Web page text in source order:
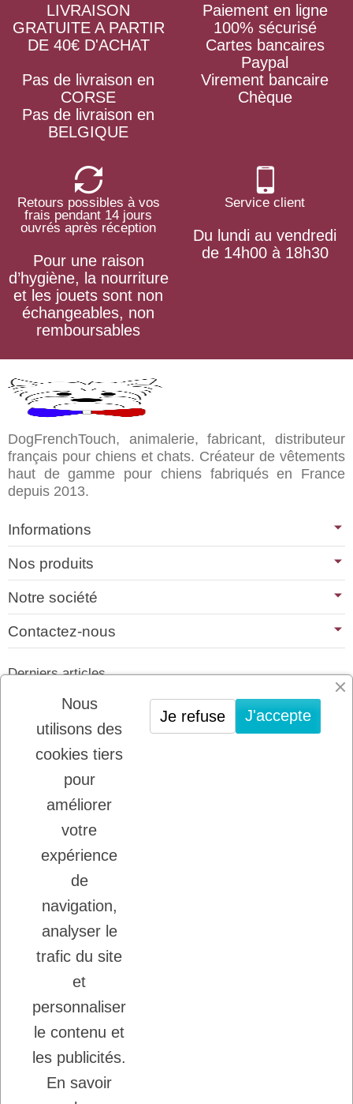
LIVRAISON
GRATUITE A PARTIR
DE 40€ D'ACHAT
Pas de livraison en
CORSE
Pas de livraison en
BELGIQUE
Paiement en ligne
100% sécurisé
Cartes bancaires
Paypal
Virement bancaire
Chèque
Retours possibles à vos
frais pendant 14 jours
ouvrés après réception
Pour une raison
d’hygiène, la nourriture
et les jouets sont non
échangeables, non
remboursables
Service client
Du lundi au vendredi
de 14h00 à 18h30
DogFrenchTouch, animalerie, fabricant, distributeur
français pour chiens et chats. Créateur de vêtements
haut de gamme pour chiens fabriqués en France
depuis 2013.
Informations
Nos produits
Notre société
Contactez-nous
Derniers articles
01/07/2026
PLATINUM : LE MEILLEUR DE LA
VIANDE POUR CHIENS ET CHATS
22/08/2025
LADYBEL : DES SOINS FRANCAIS DE
GRANDE QUALITE
Inscription à la newsletter
Vous pouvez vous désinscrire à tout moment.
J'accepte les conditions générales et la
politique de confidentialité.
Nous
utilisons des
cookies tiers
pour
améliorer
votre
expérience
de
navigation,
analyser le
trafic du site
et
personnaliser
le contenu et
les publicités.
En savoir
J'accepte
Je refuse